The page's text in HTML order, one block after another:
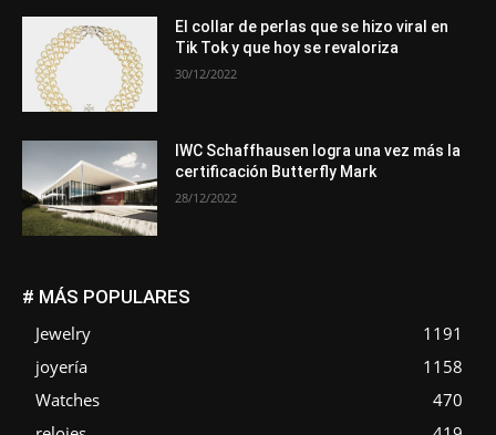
El collar de perlas que se hizo viral en
Tik Tok y que hoy se revaloriza
30/12/2022
IWC Schaffhausen logra una vez más la
certificación Butterfly Mark
28/12/2022
# MÁS POPULARES
Jewelry
1191
joyería
1158
Watches
470